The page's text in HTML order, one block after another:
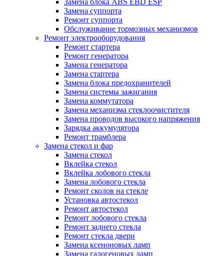
Замена блока ABS EBD ESP
Замена суппорта
Ремонт суппорта
Обслуживание тормозных механизмов
Ремонт электрооборудования
Ремонт стартера
Ремонт генератора
Замена генератора
Замена стартера
Замена блока предохранителей
Замена системы зажигания
Замена коммутатора
Замена механизма стеклоочистителя
Замена проводов высокого напряжения
Зарядка аккумулятора
Ремонт трамблера
Замена стекол и фар
Замена стекол
Вклейка стекол
Вклейка лобового стекла
Замена лобового стекла
Ремонт сколов на стекле
Установка автостекол
Ремонт автостекол
Ремонт лобового стекла
Ремонт заднего стекла
Ремонт стекла двери
Замена ксеноновых ламп
Замена галогеновых ламп